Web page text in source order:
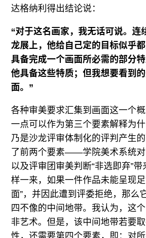
达格纳利得出结论说：
“对于这名画家，我无话可说。连
龙展上，他给自己定的目标似乎
具备完成一个画面所必需的部分
他具备这些特质；但我想要看到
面。”
各种审美要求汇集到画面这一个
一点可以作为第三个要素解释为
乃是沙龙评审体制化的评判产生
了前两个要素——学院美术系统
以及评审团审美判断“非选即弃”
样一来，如果一件作品未能呈现
面”，并因此遭到评委拒绝，那么
四不像的中间地带。我认为，这
非艺术。但是，该中间地带若要
性，还需要第四个要素，即：对